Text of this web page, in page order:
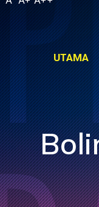
UTAMA
UTAMA